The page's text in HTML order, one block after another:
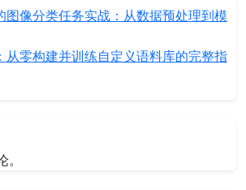
图像分类任务实战：从数据预处理到模
从零构建并训练自定义语料库的完整指